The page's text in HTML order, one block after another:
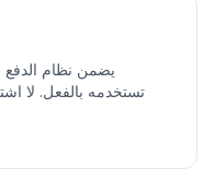
يضمن نظام الدفع
تستخدمه بالفعل. لا